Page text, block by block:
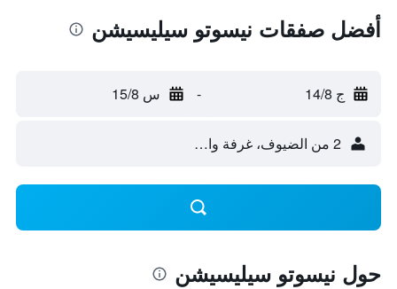
أفضل صفقات نيسوتو سيليسيشن
ج 14/8 - س 15/8
2 من الضيوف، غرفة واحدة
حول نيسوتو سيليسيشن